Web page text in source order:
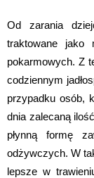
Od zarania
traktowane jako
pokarmowych. Z
codziennym
przypadku osób,
dnia zalecaną
płynną formę
odżywczych. W
lepsze w